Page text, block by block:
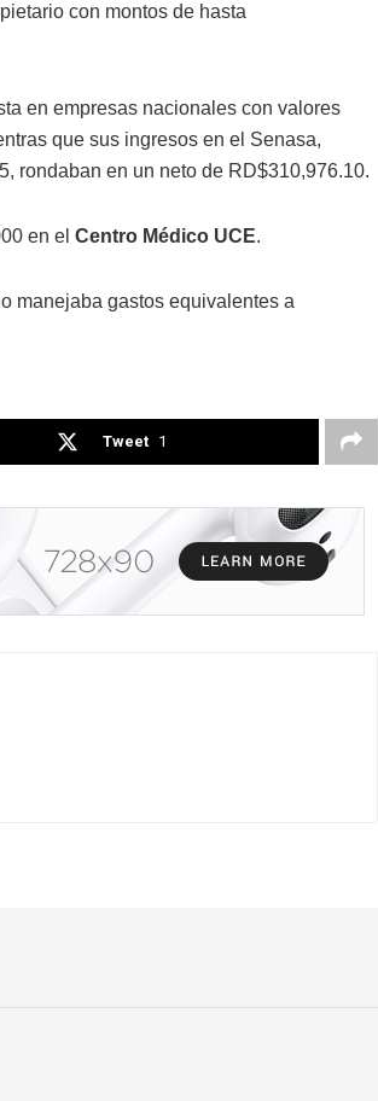
con montos de hasta
en empresas nacionales con valores
que sus ingresos en el Senasa,
rondaban en un neto de RD$310,976.10.
en el Centro Médico UCE.
manejaba gastos equivalentes a
Tweet 1